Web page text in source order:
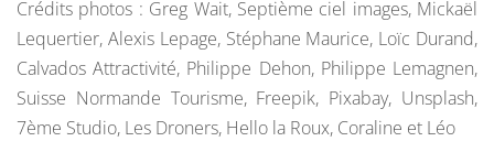
Crédits photos : Greg Wait, Septième ciel images, Mickaël
Lequertier, Alexis Lepage, Stéphane Maurice, Loïc Durand,
Calvados Attractivité, Philippe Dehon, Philippe Lemagnen,
Suisse Normande Tourisme, Freepik, Pixabay, Unsplash,
7ème Studio, Les Droners, Hello la Roux, Coraline et Léo